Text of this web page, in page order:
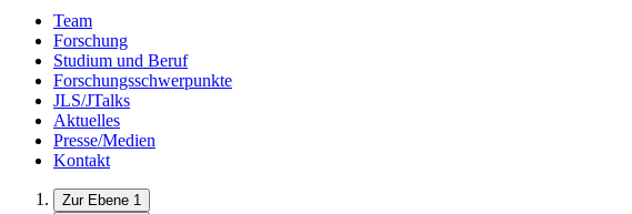
Team
Forschung
Studium und Beruf
Forschungsschwerpunkte
JLS/JTalks
Aktuelles
Presse/Medien
Kontakt
Zur Ebene 1